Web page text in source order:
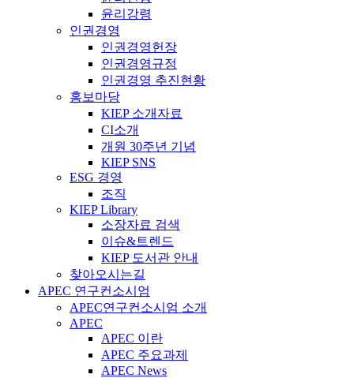
윤리강령
인권경영
인권경영헌장
인권경영규정
인권경영 추진현황
홍보마당
KIEP 소개자료
CI소개
개원 30주년 기념
KIEP SNS
ESG 경영
조직
KIEP Library
소장자료 검색
이슈&트렌드
KIEP 도서관 안내
찾아오시는길
APEC 연구컨소시엄
APEC연구컨소시엄 소개
APEC
APEC 이란
APEC 주요과제
APEC News